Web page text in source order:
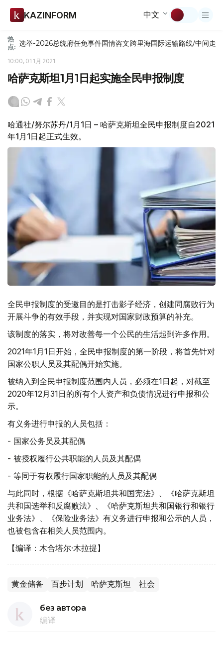
KAZINFORM 中文
热
点: 选举-2026总统府任免事件国情咨文跨里海国际运输路线/中间走廊
10:00, 01 1月 2021
哈萨克斯坦1月1日起实施全民申报制度
哈通社/努尔苏丹/1月1日 – 哈萨克斯坦全民申报制度自2021
年1月1日起正式生效。
全民申报制度的受邀目的是打击影子经济，创建同腐败行为
开展斗争的有效手段，并实现对国家财政预算的补充。
该制度的落实，将对改善每一个公民的生活起到许多作用。
2021年1月1日开始，全民申报制度的第一阶段，将首先针对
国家公职人员及其配偶开始实施。
被纳入到全民申报制度范围内人员，必须在1日起，对截至
2020年12月31日的所有个人资产和负债情况进行申报和公
示。
有义务进行申报的人员包括：
- 国家公务员及其配偶
- 被授权履行公共职能的人员及其配偶
- 等同于有权履行国家职能的人员及其配偶
与此同时，根据《哈萨克斯坦共和国宪法》、《哈萨克斯坦
共和国选举和反腐败法》、《哈萨克斯坦共和国银行和银行
业务法》、《保险业务法》有义务进行申报和公示的人员，
也被包含在相关人员范围内。
【编译：木合塔尔·木拉提】
黄金储备 百步计划 哈萨克斯坦 社会
без автора
编译